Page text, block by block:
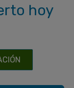
hoy